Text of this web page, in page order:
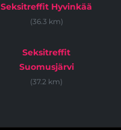
Seksitreffit Hyvinkää
(36.3 km)
Seksitreffit
Suomusjärvi
(37.2 km)